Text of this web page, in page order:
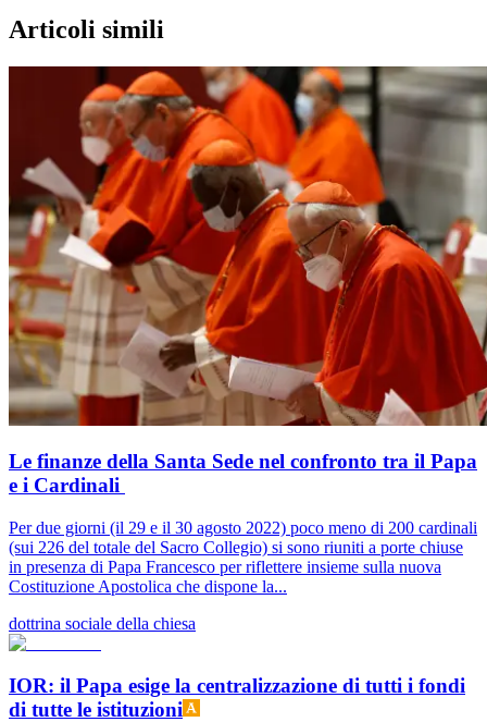
Articoli simili
Le finanze della Santa Sede nel confronto tra il Papa
e i Cardinali
Per due giorni (il 29 e il 30 agosto 2022) poco meno di 200 cardinali
(sui 226 del totale del Sacro Collegio) si sono riuniti a porte chiuse
in presenza di Papa Francesco per riflettere insieme sulla nuova
Costituzione Apostolica che dispone la...
dottrina sociale della chiesa
IOR: il Papa esige la centralizzazione di tutti i fondi
di tutte le istituzioni